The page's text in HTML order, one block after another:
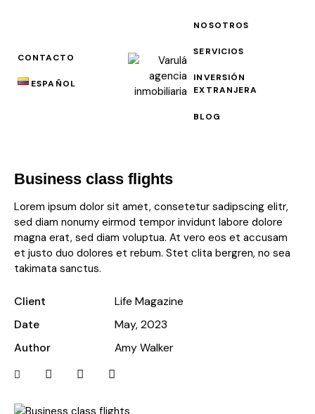
NOSOTROS
SERVICIOS
INVERSIÓN
EXTRANJERA
BLOG
CONTACTO
ESPAÑOL
Business class flights
Lorem ipsum dolor sit amet, consetetur sadipscing elitr,
sed diam nonumy eirmod tempor invidunt labore dolore
magna erat, sed diam voluptua. At vero eos et accusam
et justo duo dolores et rebum. Stet clita bergren, no sea
takimata sanctus.
Client
Life Magazine
Date
May, 2023
Author
Amy Walker